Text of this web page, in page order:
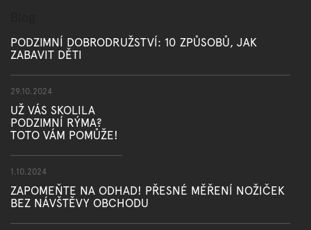
PODZIMNÍ DOBRODRUŽSTVÍ: 10 ZPŮSOBŮ, JAK
ZABAVIT DĚTI
29.10.2024
UŽ VÁS SKOLILA
PODZIMNÍ RÝMA?
TOTO VÁM POMŮŽE!
1.10.2024
ZAPOMEŇTE NA ODHAD! PŘESNÉ MĚŘENÍ NOŽIČEK
BEZ NÁVŠTĚVY OBCHODU